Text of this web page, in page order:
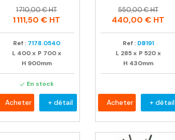
Prix
Prix
habituel
1 710,00 € HT
1 111,50 € HT
Ref : 7178.0540
L 400x P 700x
H 900mm
 En stock
Acheter + détail
Prix
Prix
habituel
550,00 € HT
440,00 € HT
Ref : DB191
L 285 x P 520 x
H 430mm
Acheter + détail